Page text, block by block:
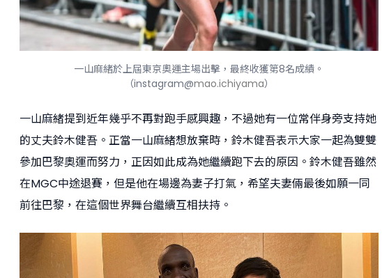
一山麻緒於上屆東京奧運主場出擊，最終收獲第8名成績。
（instagram@mao.ichiyama）
一山麻緒提到近年幾乎不再對跑手感興趣，不過她有一位常伴身旁支持她
的丈夫鈴木健吾。正當一山麻緒想放棄時，鈴木健吾表示大家一起為雙雙
參加巴黎奧運而努力，正因如此成為她繼續跑下去的原因。鈴木健吾雖然
在MGC中途退賽，但是他在場邊為妻子打氣，希望夫妻倆最後如願一同
前往巴黎，在這個世界舞台繼續互相扶持。